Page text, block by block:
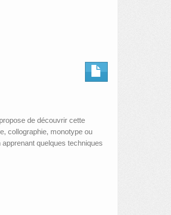
de découvrir cette
collographie, monotype ou
quelques techniques